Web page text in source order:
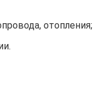
отопления;